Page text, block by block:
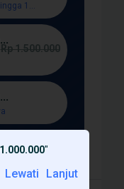
1...
Rp 1.500.000
Lagi [+]
"
Lewati Lanjut